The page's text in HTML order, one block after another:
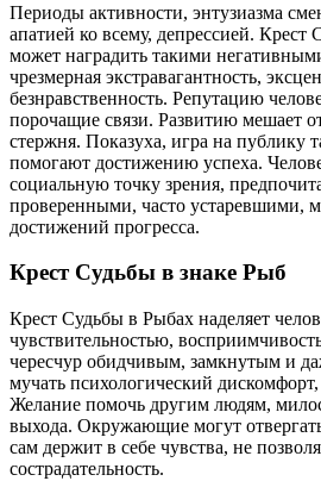
Периоды активности, энтузиазма
апатией ко всему, депрессией. Крест
может наградить такими
чрезмерная экстравагантность,
безнравственность. Репутацию
порочащие связи. Развитию мешает
стержня. Показуха, игра на публику
помогают достижению успеха.
социальную точку зрения,
проверенными, часто устаревшими,
достижений прогресса.
Крест Судьбы в знаке Рыб
Крест Судьбы в Рыбах наделяет
чувствительностью,
чересчур обидчивым, замкнутым и
мучать психологический
Желание помочь другим людям,
выхода. Окружающие могут
сам держит в себе чувства, не
сострадательность.